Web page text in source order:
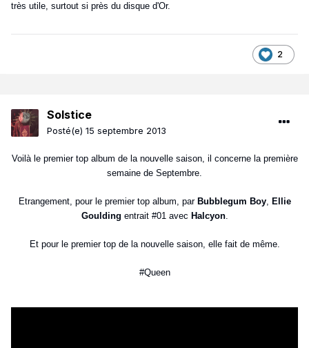
très utile, surtout si près du disque d'Or.
2
Solstice
Posté(e) 15 septembre 2013
Voilà le premier top album de la nouvelle saison, il concerne la première
semaine de Septembre.
Etrangement, pour le premier top album, par Bubblegum Boy, Ellie
Goulding entrait #01 avec Halcyon.
Et pour le premier top de la nouvelle saison, elle fait de même.
#Queen